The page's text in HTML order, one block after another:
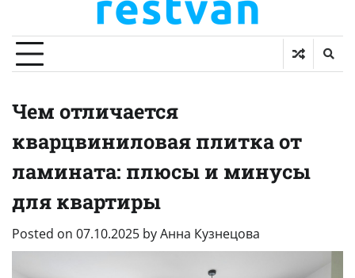
Чем отличается
кварцвиниловая плитка от
ламината: плюсы и минусы
для квартиры
Posted on 07.10.2025 byАнна Кузнецова